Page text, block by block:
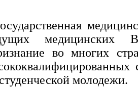
медицинских
во многих
молодежи.